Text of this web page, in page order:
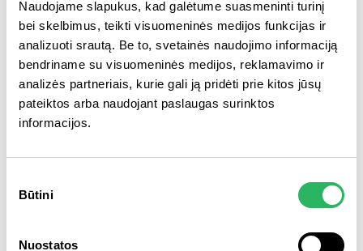
Naudojame slapukus, kad galėtume suasmeninti turinį
bei skelbimus, teikti visuomeninės medijos funkcijas ir
analizuoti srautą. Be to, svetainės naudojimo informaciją
bendriname su visuomeninės medijos, reklamavimo ir
analizės partneriais, kurie gali ją pridėti prie kitos jūsų
pateiktos arba naudojant paslaugas surinktos
informacijos.
pasirinkimas
Būtini
Nuostatos
atliekos nėra priimamos.
Užsakydami paslaugą per VASAsavitarną, komentaruose galite
nurodyti atliekų tipą ir vietą, kurioje jos yra sukrautos.
Paslaugos suteikimo laikas
Darbo dienomis ir šeštadieniais – nuo 7.00 val. iki 21.00
val.
Jei jau pasinaudojote nemokamo išvežimo paslauga, galite
Tai nėra VASA teikiama paslauga. Įkainius ir paslaugų teikimo